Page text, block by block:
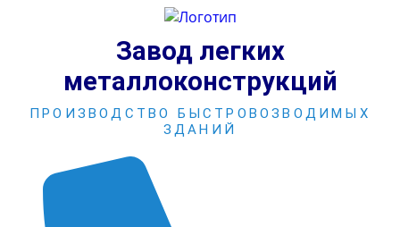
Завод легких
металлоконструкций
ПРОИЗВОДСТВО БЫСТРОВОЗВОДИМЫХ
ЗДАНИЙ